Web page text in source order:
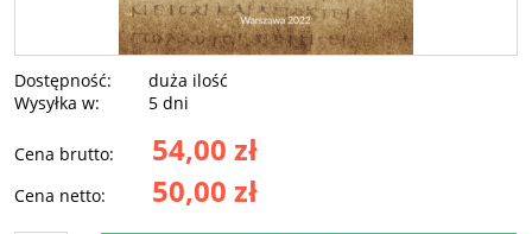
Dostępność:
duża ilość
Wysyłka w:
5 dni
Cena brutto: 54,00 zł
Cena netto: 50,00 zł